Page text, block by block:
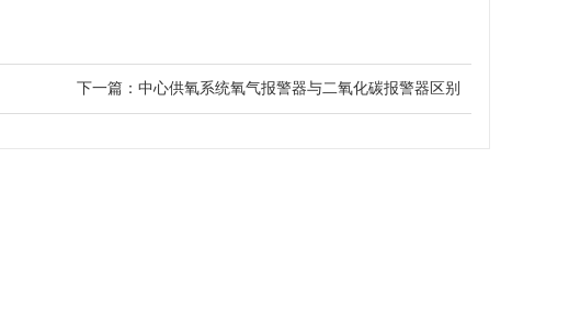
下一篇： 中心供氧系统氧气报警器与二氧化碳报警器区别